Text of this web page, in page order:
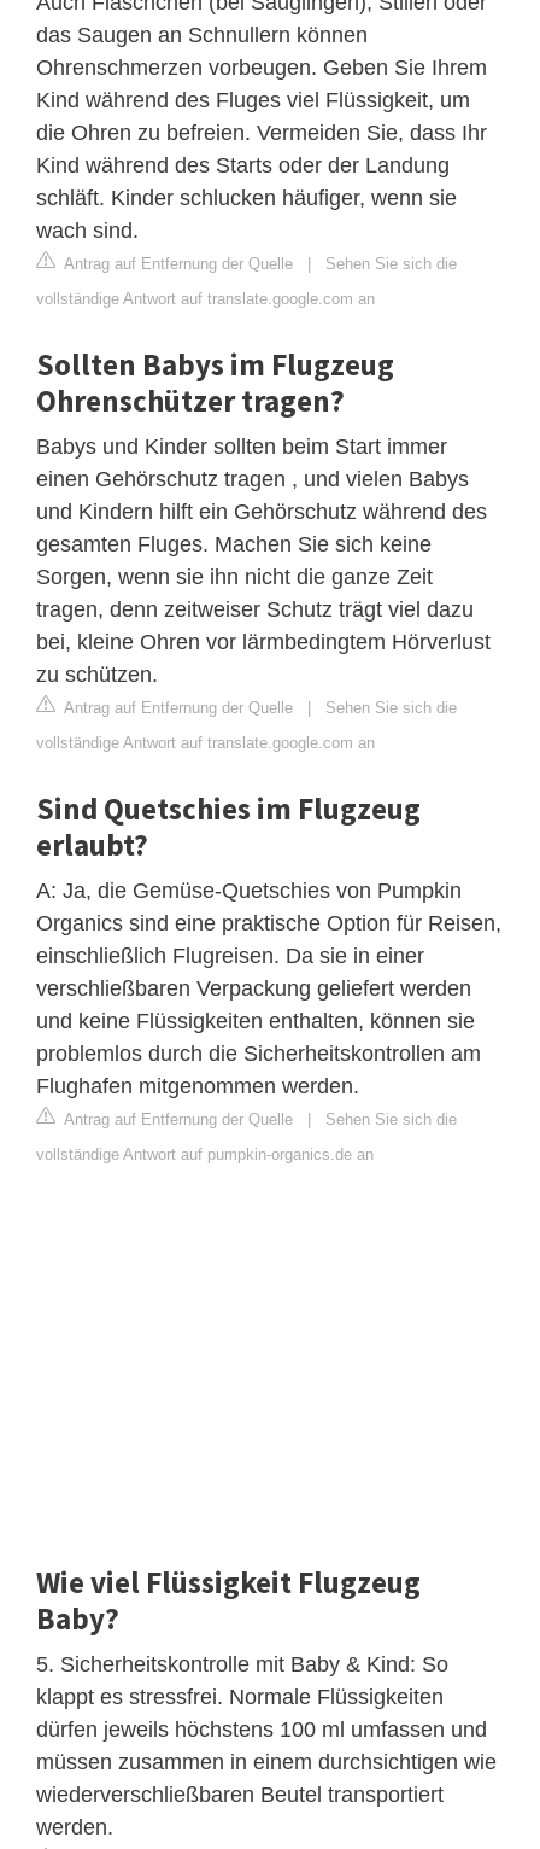
das Saugen an Schnullern können
Ohrenschmerzen vorbeugen. Geben Sie Ihrem
Kind während des Fluges viel Flüssigkeit, um
die Ohren zu befreien. Vermeiden Sie, dass Ihr
Kind während des Starts oder der Landung
schläft. Kinder schlucken häufiger, wenn sie
wach sind.
Antrag auf Entfernung der Quelle | Sehen Sie sich die
vollständige Antwort auf translate.google.com an
Sollten Babys im Flugzeug
Ohrenschützer tragen?
Babys und Kinder sollten beim Start immer
einen Gehörschutz tragen , und vielen Babys
und Kindern hilft ein Gehörschutz während des
gesamten Fluges. Machen Sie sich keine
Sorgen, wenn sie ihn nicht die ganze Zeit
tragen, denn zeitweiser Schutz trägt viel dazu
bei, kleine Ohren vor lärmbedingtem Hörverlust
zu schützen.
Antrag auf Entfernung der Quelle | Sehen Sie sich die
vollständige Antwort auf translate.google.com an
Sind Quetschies im Flugzeug
erlaubt?
A: Ja, die Gemüse-Quetschies von Pumpkin
Organics sind eine praktische Option für Reisen,
einschließlich Flugreisen. Da sie in einer
verschließbaren Verpackung geliefert werden
und keine Flüssigkeiten enthalten, können sie
problemlos durch die Sicherheitskontrollen am
Flughafen mitgenommen werden.
Antrag auf Entfernung der Quelle | Sehen Sie sich die
vollständige Antwort auf pumpkin-organics.de an
Wie viel Flüssigkeit Flugzeug
Baby?
5. Sicherheitskontrolle mit Baby & Kind: So
klappt es stressfrei. Normale Flüssigkeiten
dürfen jeweils höchstens 100 ml umfassen und
müssen zusammen in einem durchsichtigen wie
wiederverschließbaren Beutel transportiert
werden.